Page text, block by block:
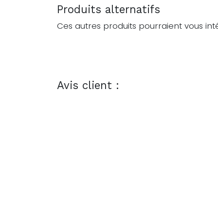
Produits alternatifs
Ces autres produits pourraient vous
Avis client :